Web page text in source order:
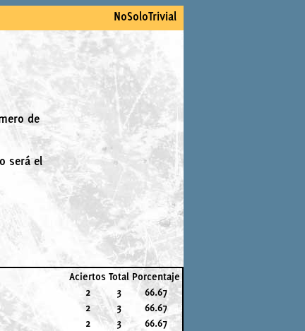
NoSoloTrivial
de
será el
Aciertos Total Porcentaje
2 3
66.67
2 3
66.67
2 3
66.67